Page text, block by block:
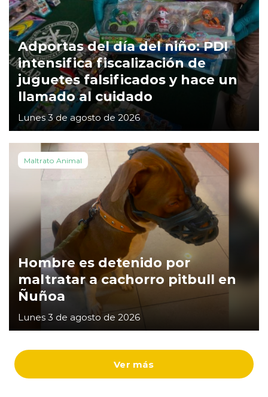
Ver más
Adportas del día del niño: PDI
intensifica fiscalización de
juguetes falsificados y hace un
llamado al cuidado
Lunes 3 de agosto de 2026
Maltrato Animal
Hombre es detenido por
maltratar a cachorro pitbull en
Ñuñoa
Lunes 3 de agosto de 2026